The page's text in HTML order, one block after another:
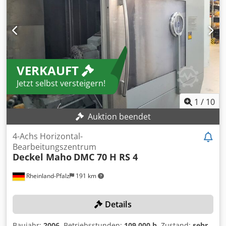
VERKAUFT
Jetzt selbst versteigern!
1 / 10
Auktion beendet
Rheinland-Pfalz 191 km
4-Achs Horizontal-
Bearbeitungszentrum
Deckel Maho DMC 70 H RS 4
Details